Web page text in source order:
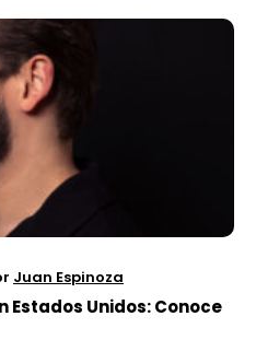
Juan Espinoza
Estados Unidos: Conoce